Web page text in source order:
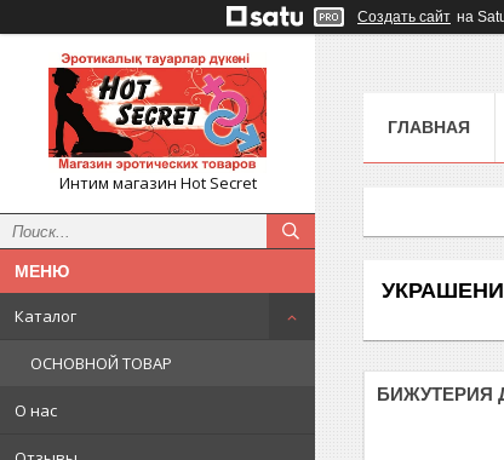
Создать сайт на
Интим магазин Hot Secret
Каталог
ОСНОВНОЙ ТОВАР
О нас
ГЛАВНАЯ
БИЖУТЕРИЯ